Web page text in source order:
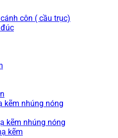
côn ( cầu trục)
kẽm nhúng nóng
kẽm nhúng nóng
kẽm